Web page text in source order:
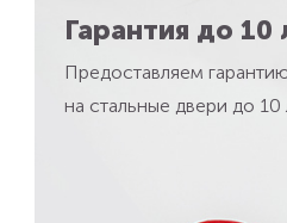
Гарантия до 10
Предоставляем
на стальные двери до 10